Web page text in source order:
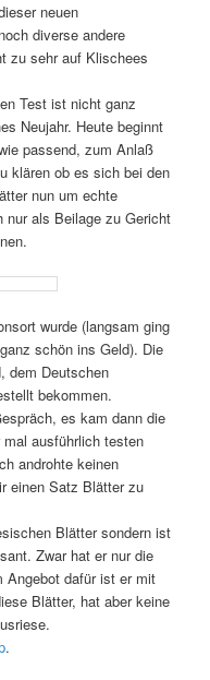
neuen
diverse andere
zu sehr auf Klischees
Test ist nicht ganz
Neujahr. Heute beginnt
passend, zum Anlaß
klären ob es sich bei den
nun um echte
nur als Beilage zu Gericht
wurde (langsam ging
schön ins Geld). Die
dem Deutschen
bekommen.
es kam dann die
ausführlich testen
androhte keinen
einen Satz Blätter zu
Blätter sondern ist
Zwar hat er nur die
Angebot dafür ist er mit
Blätter, hat aber keine
.